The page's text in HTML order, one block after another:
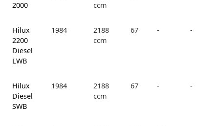
2000
ccm
Hilux
2200
Diesel
LWB
1984
2188
ccm
67 - -
Hilux
Diesel
SWB
1984
2188
ccm
67 - -